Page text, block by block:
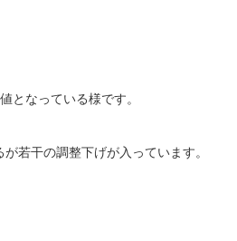
となっている様です。
若干の調整下げが入っています。